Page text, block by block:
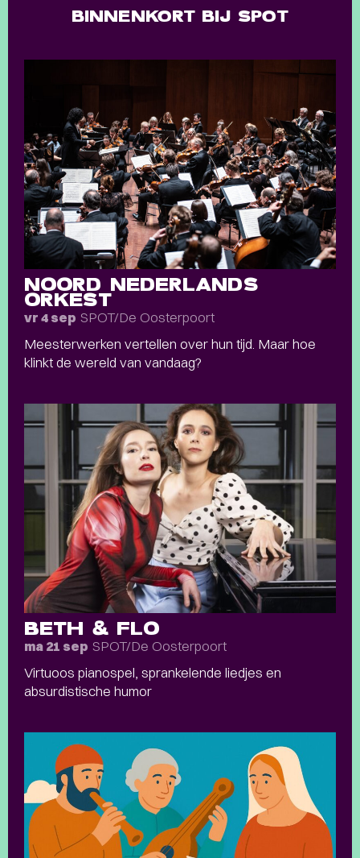
BINNENKORT BIJ SPOT
NOORD NEDERLANDS
ORKEST
vr 4 sep SPOT/De Oosterpoort
Meesterwerken vertellen over hun tijd. Maar hoe
klinkt de wereld van vandaag?
BETH & FLO
ma 21 sep SPOT/De Oosterpoort
Virtuoos pianospel, sprankelende liedjes en
absurdistische humor